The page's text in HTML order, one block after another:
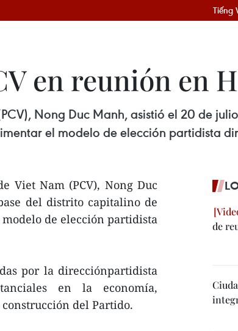
Tiếng
en reunión en
Nong Duc Manh, asistió el 20 de
el modelo de elección partidista
Viet Nam (PCV), Nong Duc
del distrito capitalino de
de elección partidista
por la direcciónpartidista
en la economía,
del Partido.
de